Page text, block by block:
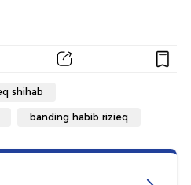
shihab
banding habib rizieq